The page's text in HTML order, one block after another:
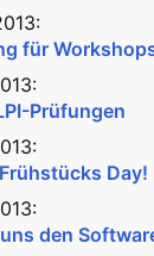
für
Prüfungen
Day!
den